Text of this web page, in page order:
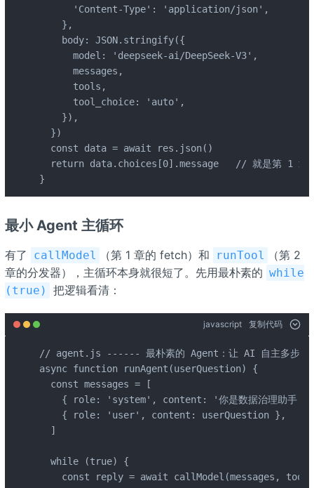
      'Content-Type': 'application/json',
    },
    body: JSON.stringify({
      model: 'deepseek-ai/DeepSeek-V3',
      messages,
      tools,
      tool_choice: 'auto',
    }),
  })
  const data = await res.json()
return data.choices[0].message   // 就是第 1 章
}
最小 Agent 主循环
有了 callModel （第 1 章的 fetch）和 runTool
（第 2
章的分发器），主循环本身就很短了。先用最朴素的 while
(true)
把逻辑看清：
javascript 复制代码
// agent.js ------ 最朴素的 Agent：让 AI 自主多步调
async function runAgent(userQuestion) {
  const messages = [
{ role: 'system', content: '你是数据治理助手，
    { role: 'user', content: userQuestion },
  ]
  while (true) {
const reply = await callModel(messages,